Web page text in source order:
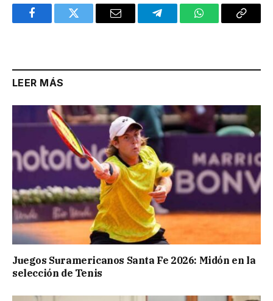
FacebookTwitter Email TelegramWhatsAppCopy
LEER MÁS
Juegos Suramericanos Santa Fe 2026: Midón en la
selección de Tenis